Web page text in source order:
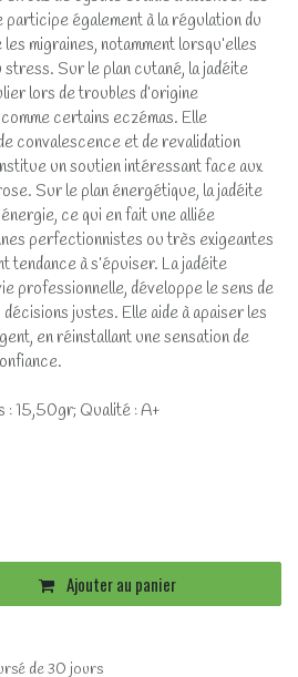
également à la régulation du
migraines, notamment lorsqu’elles
Sur le plan cutané, la jadéite
lors de troubles d’origine
certains eczémas. Elle
convalescence et de revalidation
un soutien intéressant face aux
Sur le plan énergétique, la jadéite
ce qui en fait une alliée
perfectionnistes ou très exigeantes
tendance à s’épuiser. La jadéite
professionnelle, développe le sens de
justes. Elle aide à apaiser les
en réinstallant une sensation de
: 15,50gr; Qualité : A+
Ajouter au panier
de 30 jours